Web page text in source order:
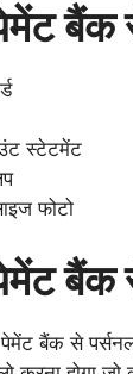
बैंक
स्टेटमेंट
फोटो
बैंक से